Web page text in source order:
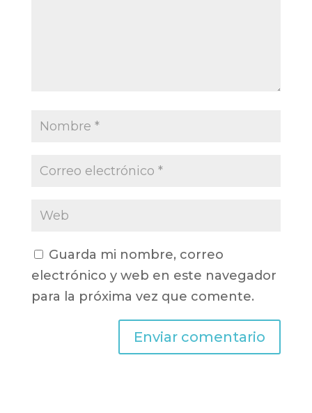
Guarda mi nombre, correo
electrónico y web en este navegador
para la próxima vez que comente.